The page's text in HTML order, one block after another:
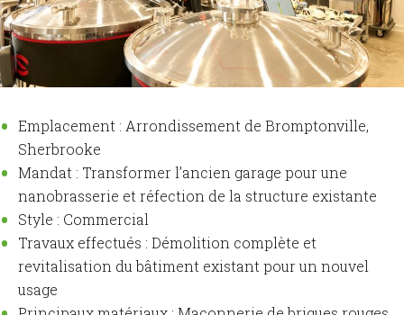
Emplacement : Arrondissement de Bromptonville,
Sherbrooke
Mandat : Transformerl’ancien garage pourune
nanobrasserie et réfection de la structure existante
Style : Commercial
Travaux effectués : Démolition complète et
revitalisation dubâtiment existant pourun nouvel
usage